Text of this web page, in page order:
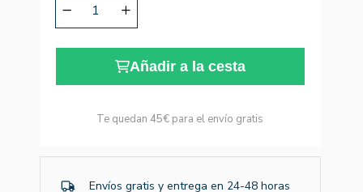
Añadir a la cesta
Te quedan 45€ para el envío gratis
Envíos gratis y entrega en 24-48 horas